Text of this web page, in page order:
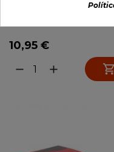
ENVASE P/TE INOX.
10,95 €
remove add 